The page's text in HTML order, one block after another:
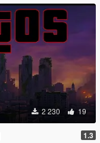
2 230 19
1.3